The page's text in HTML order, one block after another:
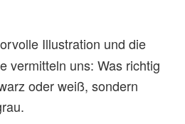
Illustration und die
vermitteln uns: Was richtig
oder weiß, sondern